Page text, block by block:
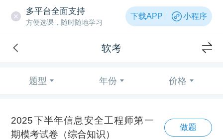
多平台全面支持
方便选课，随时随地学习
下载APP 小程序
软考
题型 年份 价格
2025下半年信息安全工程师第一
期模考试卷（综合知识）
做题